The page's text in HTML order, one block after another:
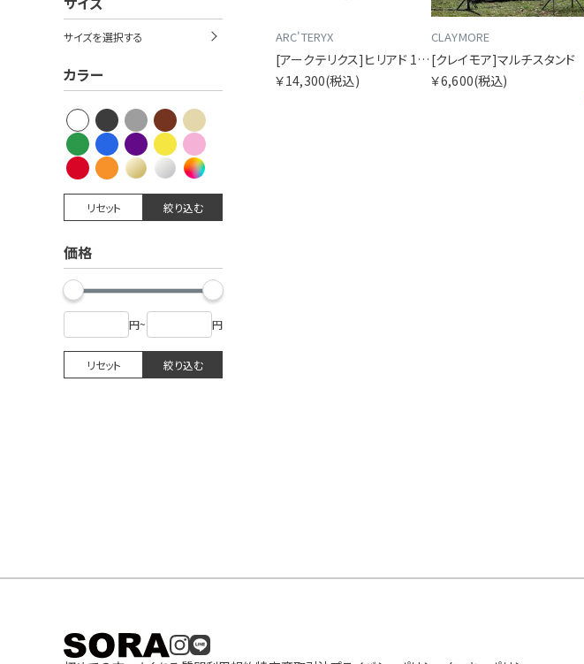
サイズを選択する
カラー
リセット 絞り込む
価格
円~ 円
リセット 絞り込む
ARC'TERYX
[アークテリクス]ヒリアド 15 バックパック
￥14,300(税込)
CLAYMORE
[クレイモア]マルチスタンド
￥6,600(税込)